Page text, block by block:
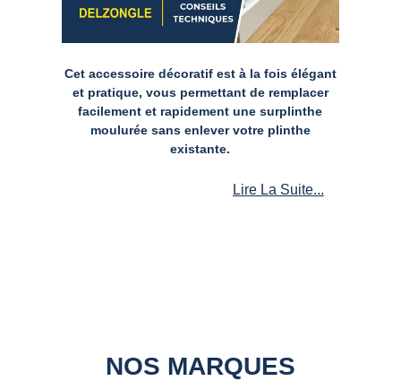
Cet accessoire décoratif est à la fois élégant
et pratique, vous permettant de remplacer
facilement et rapidement une surplinthe
moulurée sans enlever votre plinthe
existante.
Lire La Suite...
NOS MARQUES